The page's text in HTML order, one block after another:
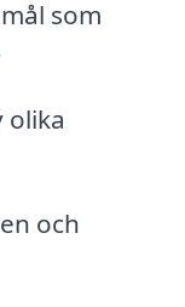
som
olika
och